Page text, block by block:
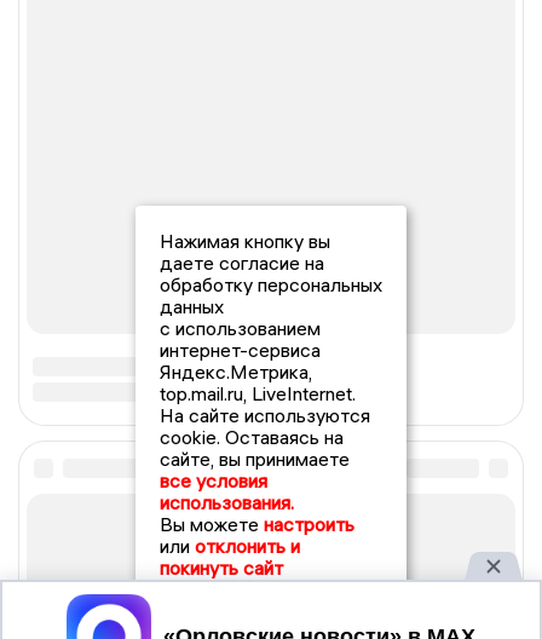
Нажимая кнопку вы
даете согласие на
обработку персональных
данных
с использованием
интернет-сервиса
Яндекс.Метрика,
top.mail.ru, LiveInternet.
На сайте используются
cookie. Оставаясь на
сайте, вы принимаете
все условия
использования.
Вы можете настроить
или отклонить и
покинуть сайт
Принять